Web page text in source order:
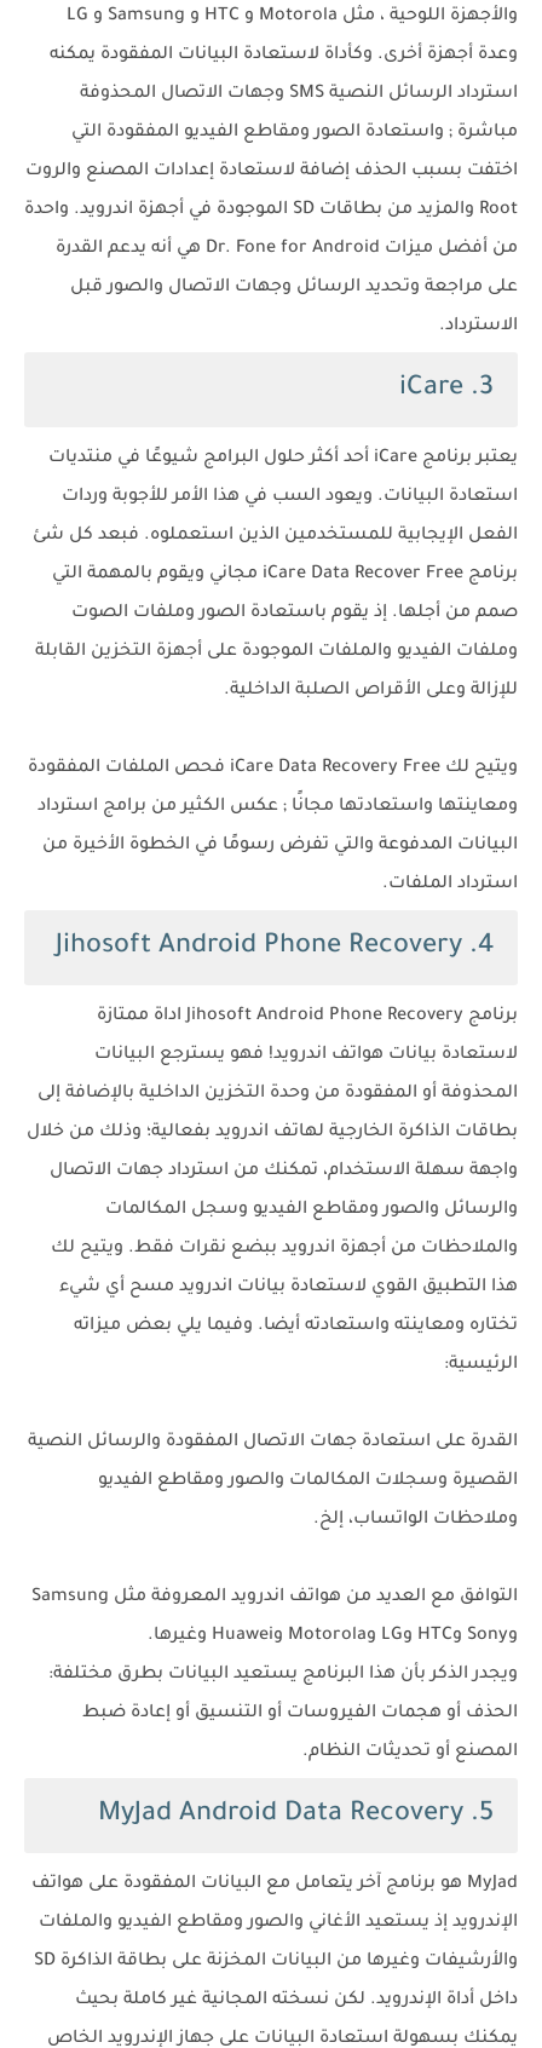
والأجهزة اللوحية ، مثل Motorola و HTC و Samsung و LG
وعدة أجهزة أخرى. وكأداة لاستعادة البيانات المفقودة يمكنه
استرداد الرسائل النصية SMS وجهات الاتصال المحذوفة
مباشرة ; واستعادة الصور ومقاطع الفيديو المفقودة التي
اختفت بسبب الحذف إضافة لاستعادة إعدادات المصنع والروت
Root والمزيد من بطاقات SD الموجودة في أجهزة اندرويد. واحدة
من أفضل ميزات Dr. Fone for Android هي أنه يدعم القدرة
على مراجعة وتحديد الرسائل وجهات الاتصال والصور قبل
الاسترداد.
3. iCare
يعتبر برنامج iCare أحد أكثر حلول البرامج شيوعًا في منتديات
استعادة البيانات. ويعود السب في هذا الأمر للأجوبة وردات
الفعل الإيجابية للمستخدمين الذين استعملوه. فبعد كل شئ
برنامج iCare Data Recover Free مجاني ويقوم بالمهمة التي
صمم من أجلها. إذ يقوم باستعادة الصور وملفات الصوت
وملفات الفيديو والملفات الموجودة على أجهزة التخزين القابلة
للإزالة وعلى الأقراص الصلبة الداخلية.
ويتيح لك iCare Data Recovery Free فحص الملفات المفقودة
ومعاينتها واستعادتها مجانًا ; عكس الكثير من برامج استرداد
البيانات المدفوعة والتي تفرض رسومًا في الخطوة الأخيرة من
استرداد الملفات.
4. Jihosoft Android Phone Recovery
برنامج Jihosoft Android Phone Recovery اداة ممتازة
لاستعادة بيانات هواتف اندرويد! فهو يسترجع البيانات
المحذوفة أو المفقودة من وحدة التخزين الداخلية بالإضافة إلى
بطاقات الذاكرة الخارجية لهاتف اندرويد بفعالية؛ وذلك من خلال
واجهة سهلة الاستخدام، تمكنك من استرداد جهات الاتصال
والرسائل والصور ومقاطع الفيديو وسجل المكالمات
والملاحظات من أجهزة اندرويد ببضع نقرات فقط. ويتيح لك
هذا التطبيق القوي لاستعادة بيانات اندرويد مسح أي شيء
تختاره ومعاينته واستعادته أيضا. وفيما يلي بعض ميزاته
الرئيسية:
القدرة على استعادة جهات الاتصال المفقودة والرسائل النصية
القصيرة وسجلات المكالمات والصور ومقاطع الفيديو
وملاحظات الواتساب، إلخ.
التوافق مع العديد من هواتف اندرويد المعروفة مثل Samsung
وSony وHTC وLG وMotorola وHuawei وغيرها.
ويجدر الذكر بأن هذا البرنامج يستعيد البيانات بطرق مختلفة:
الحذف أو هجمات الفيروسات أو التنسيق أو إعادة ضبط
المصنع أو تحديثات النظام.
5. MyJad Android Data Recovery
MyJad هو برنامج آخر يتعامل مع البيانات المفقودة على هواتف
الإندرويد إذ يستعيد الأغاني والصور ومقاطع الفيديو والملفات
والأرشيفات وغيرها من البيانات المخزنة على بطاقة الذاكرة SD
داخل أداة الإندرويد. لكن نسخته المجانية غير كاملة بحيث
يمكنك بسهولة استعادة البيانات على جهاز الإندرويد الخاص